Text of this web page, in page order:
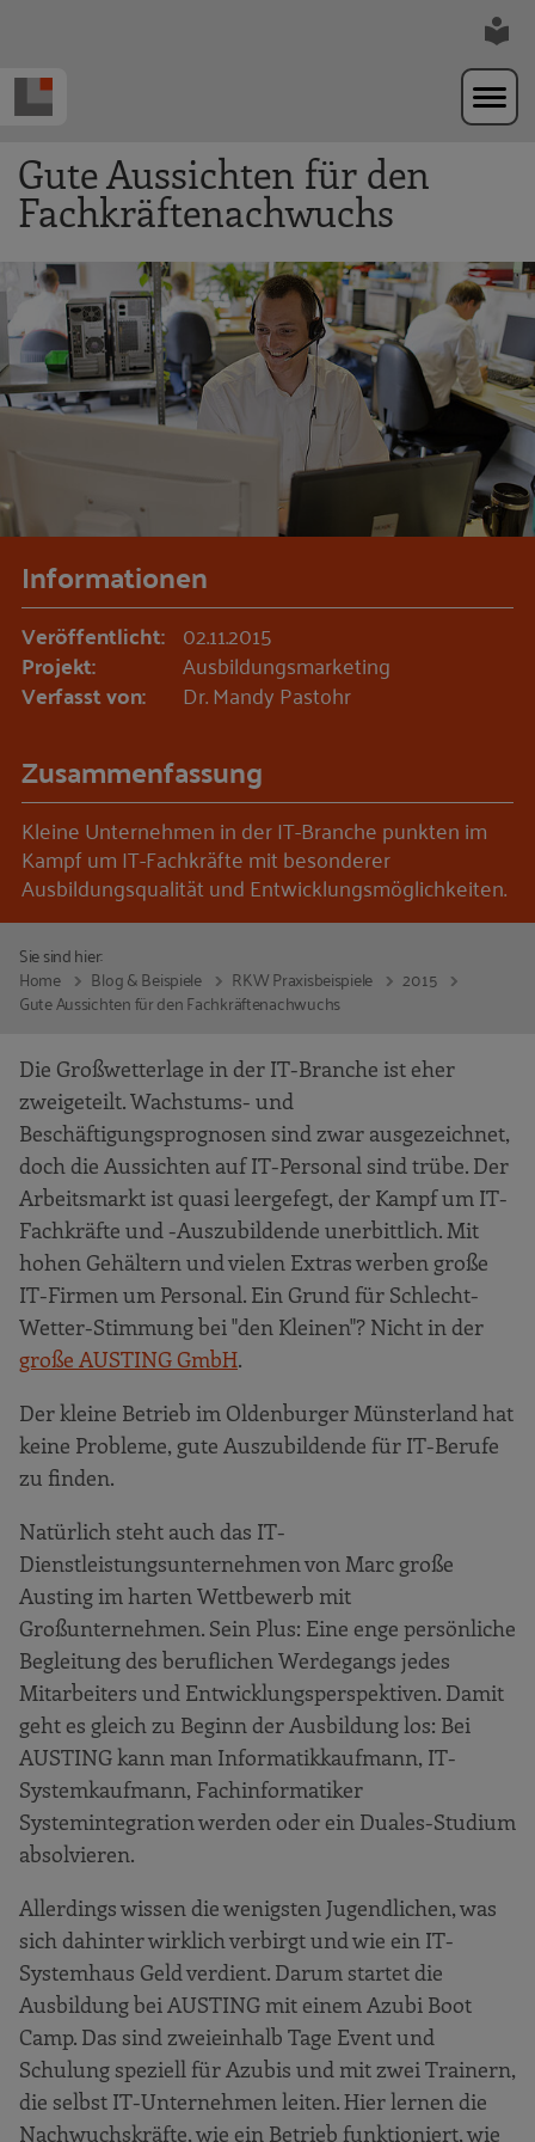
Gute Aussichten für den
Fachkräftenachwuchs
Informationen
Veröffentlicht: 02.11.2015
Projekt: Ausbildungsmarketing
Verfasst von: Dr. Mandy Pastohr
Zusammenfassung
Kleine Unternehmen in der IT-Branche punkten im
Kampf um IT-Fachkräfte mit besonderer
Ausbildungsqualität und Entwicklungsmöglichkeiten.
Sie sind hier:
Home
Blog & Beispiele RKW Praxisbeispiele
2015
Gute Aussichten für den Fachkräftenachwuchs
Die Großwetterlage in der IT-Branche ist eher
zweigeteilt. Wachstums- und
Beschäftigungsprognosen sind zwar ausgezeichnet,
doch die Aussichten auf IT-Personal sind trübe. Der
Arbeitsmarkt ist quasi leergefegt, der Kampf um IT-
Fachkräfte und -Auszubildende unerbittlich. Mit
hohen Gehältern und vielen Extras werben große
IT-Firmen um Personal. Ein Grund für Schlecht-
Wetter-Stimmung bei "den Kleinen"? Nicht in der
große AUSTING GmbH.
Der kleine Betrieb im Oldenburger Münsterland hat
keine Probleme, gute Auszubildende für IT-Berufe
zu finden.
Natürlich steht auch das IT-
Dienstleistungsunternehmen von Marc große
Austing im harten Wettbewerb mit
Großunternehmen. Sein Plus: Eine enge persönliche
Begleitung des beruflichen Werdegangs jedes
Mitarbeiters und Entwicklungsperspektiven. Damit
geht es gleich zu Beginn der Ausbildung los: Bei
AUSTING kann man Informatikkaufmann, IT-
Systemkaufmann, Fachinformatiker
Systemintegration werden oder ein Duales-Studium
absolvieren.
Allerdings wissen die wenigsten Jugendlichen, was
sich dahinter wirklich verbirgt und wie ein IT-
Systemhaus Geld verdient. Darum startet die
Ausbildung bei AUSTING mit einem Azubi Boot
Camp. Das sind zweieinhalb Tage Event und
Schulung speziell für Azubis und mit zwei Trainern,
die selbst IT-Unternehmen leiten. Hier lernen die
Nachwuchskräfte, wie ein Betrieb funktioniert, wie